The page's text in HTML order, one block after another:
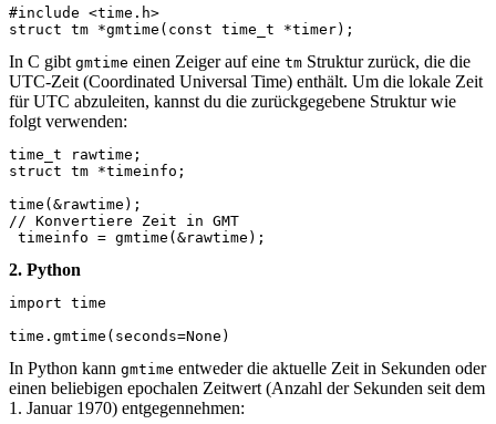
#include <time.h>
In C gibt gmtime einen Zeiger auf eine tm Struktur zurück, die die
UTC-Zeit (Coordinated Universal Time) enthält. Um die lokale Zeit
für UTC abzuleiten, kannst du die zurückgegebene Struktur wie
folgt verwenden:
time_t rawtime;
struct tm *timeinfo;
time(&rawtime);
// Konvertiere Zeit in GMT
2. Python
import time
In Python kann gmtime entweder die aktuelle Zeit in Sekunden oder
einen beliebigen epochalen Zeitwert (Anzahl der Sekunden seit dem
1. Januar 1970) entgegennehmen: